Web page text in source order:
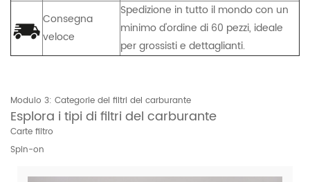
Consegna
veloce
Spedizione in tutto il mondo con un
minimo d'ordine di 60 pezzi, ideale
per grossisti e dettaglianti.
Modulo 3: Categorie dei filtri del carburante
Esplora i tipi di filtri del carburante
Carte filtro
Spin-on